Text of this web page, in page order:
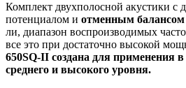
Комплект двухполосной акустики с
потенциалом и отменным балансом
ли, диапазон воспроизводимых
все это при достаточно высокой
650SQ-II создана для применения
среднего и высокого уровня.